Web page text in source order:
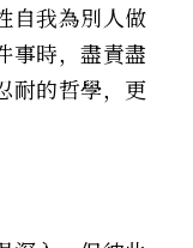
自我為別人做
事時，盡責盡
耐的哲學，更